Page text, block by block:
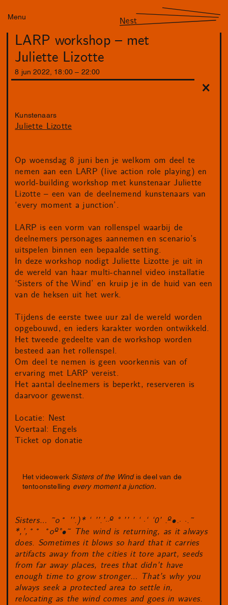
Menu Nest
LARP workshop – met
Juliette Lizotte
8 jun 2022 18 :00 22 :00
Kunstenaars
Juliette Lizotte
Op woensdag 8 juni ben je welkom om deel te
nemen aan een LARP (live action role playing) en
world-building workshop met kunstenaar Juliette
Lizotte – een van de deelnemend kunstenaars van
‘every moment a junction’.
LARP is een vorm van rollenspel waarbij de
deelnemers personages aannemen en scenario’s
uitspelen binnen een bepaalde setting.
In deze workshop nodigt Juliette Lizotte je uit in
de wereld van haar multi-channel video installatie
‘Sisters of the Wind’ en kruip je in de huid van een
van de heksen uit het werk.
Tijdens de eerste twee uur zal de wereld worden
opgebouwd, en ieders karakter worden ontwikkeld.
Het tweede gedeelte van de workshop worden
besteed aan het rollenspel.
Om deel te nemen is geen voorkennis van of
ervaring met LARP vereist.
Het aantal deelnemers is beperkt, reserveren is
daarvoor gewenst.
Locatie: Nest
Voertaal: Engels
Ticket op donatie
Het videowerk Sisters of the Wind is deel van de
tentoonstelling every moment a junction.
Sisters… ˜o˚ ’’.)* ‘ ’’.’··º ° ’’ ’ ‘ ·‘ ‘0’ .º•.· ·.˜
*,’,˚˚ ˚oº°•˜ The wind is returning, as it always
does. Sometimes it blows so hard that it carries
artifacts away from the cities it tore apart, seeds
from far away places, trees that didn’t have
enough time to grow stronger… That’s why you
always seek a protected area to settle in,
relocating as the wind comes and goes in waves.